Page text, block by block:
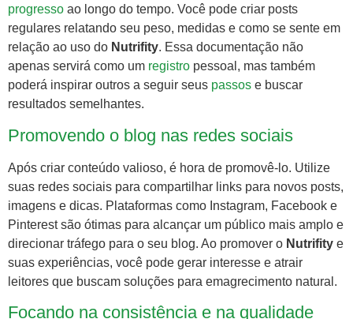
progresso ao longo do tempo. Você pode criar posts
regulares relatando seu peso, medidas e como se sente em
relação ao uso do Nutrifity. Essa documentação não
apenas servirá como um registro pessoal, mas também
poderá inspirar outros a seguir seus passos e buscar
resultados semelhantes.
Promovendo o blog nas redes sociais
Após criar conteúdo valioso, é hora de promovê-lo. Utilize
suas redes sociais para compartilhar links para novos posts,
imagens e dicas. Plataformas como Instagram, Facebook e
Pinterest são ótimas para alcançar um público mais amplo e
direcionar tráfego para o seu blog. Ao promover o Nutrifity e
suas experiências, você pode gerar interesse e atrair
leitores que buscam soluções para emagrecimento natural.
Focando na consistência e na qualidade